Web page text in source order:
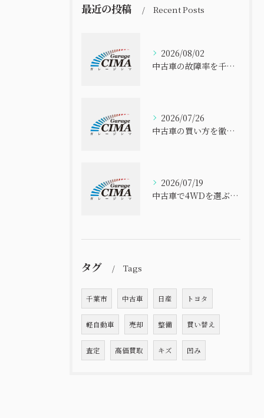
最近の投稿 Recent Posts
2026/08/02
中古車の故障率を千葉県で比べて安全に選ぶ実践ポイント
2026/07/26
中古車の買い方を徹底解説 初心者でも失敗しない選び方と安心購入ガイド
2026/07/19
中古車で4WDを選ぶなら千葉県のコスパと信頼性を徹底比較
タグ Tags
千葉市 中古車 日産 トヨタ
軽自動車 売却 整備 買い替え
査定 高価買取 キズ 凹み